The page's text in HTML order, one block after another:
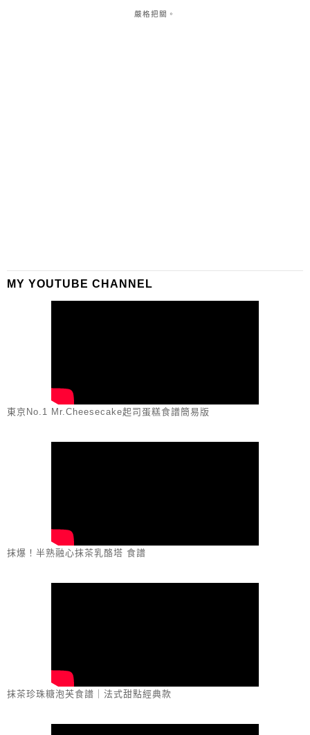
嚴格把關。
MY YOUTUBE CHANNEL
東京No.1 Mr.Cheesecake起司蛋糕食譜簡易版
抹爆！半熟融心抹茶乳酪塔 食譜
抹茶珍珠糖泡芙食譜｜法式甜點經典款